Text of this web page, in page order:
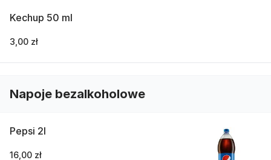
Kechup 50 ml
3,00 zł
Napoje bezalkoholowe
Pepsi 2l
16,00 zł